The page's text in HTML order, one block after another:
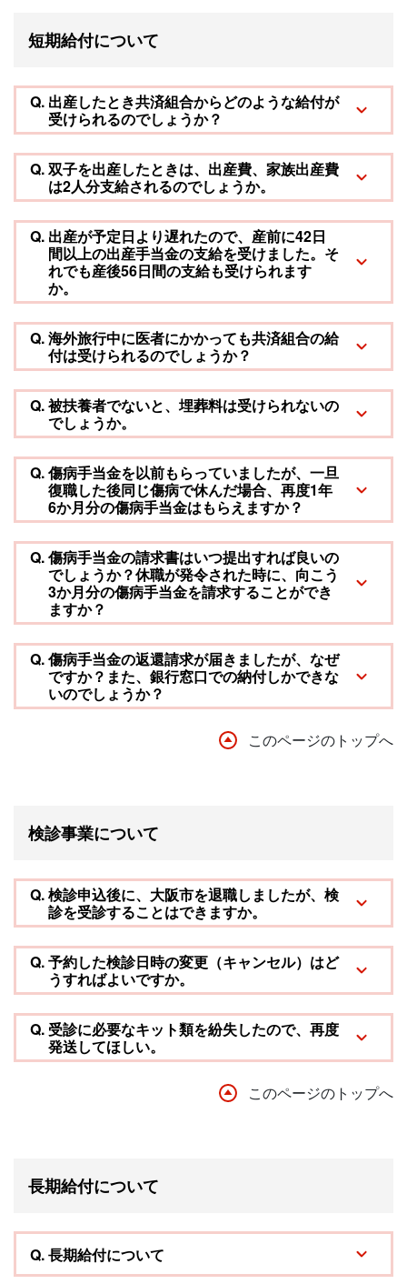
短期給付について
Q. 出産したとき共済組合からどのような給付が
受けられるのでしょうか？
Q.双子を出産したときは、出産費、家族出産費
は2人分支給されるのでしょうか。
Q. 出産が予定日より遅れたので、産前に42日
間以上の出産手当金の支給を受けました。そ
れでも産後56日間の支給も受けられます
か。
Q.海外旅行中に医者にかかっても共済組合の給
付は受けられるのでしょうか？
Q.被扶養者でないと、埋葬料は受けられないの
でしょうか。
Q.傷病手当金を以前もらっていましたが、一旦
復職した後同じ傷病で休んだ場合、再度1年
6か月分の傷病手当金はもらえますか？
Q.傷病手当金の請求書はいつ提出すれば良いの
でしょうか？休職が発令された時に、向こう
3か月分の傷病手当金を請求することができ
ますか？
Q.傷病手当金の返還請求が届きましたが、なぜ
ですか？また、銀行窓口での納付しかできな
いのでしょうか？
このページのトップへ
検診事業について
Q.検診申込後に、大阪市を退職しましたが、検
診を受診することはできますか。
Q.予約した検診日時の変更（キャンセル）はど
うすればよいですか。
Q. 受診に必要なキット類を紛失したので、再度
発送してほしい。
このページのトップへ
長期給付について
Q.長期給付について